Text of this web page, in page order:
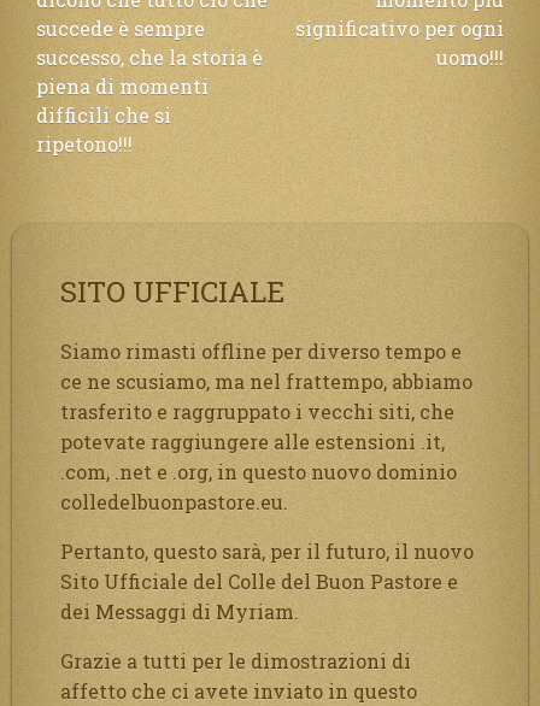
succede è sempre
successo, che la storia è
piena di momenti
difficili che si
ripetono!!!
significativo per ogni
uomo!!!
SITO UFFICIALE
Siamo rimasti offline per diverso tempo e
ce ne scusiamo, ma nel frattempo, abbiamo
trasferito e raggruppato i vecchi siti, che
potevate raggiungere alle estensioni .it,
.com, .net e .org, in questo nuovo dominio
colledelbuonpastore.eu.
Pertanto, questo sarà, per il futuro, il nuovo
Sito Ufficiale del Colle del Buon Pastore e
dei Messaggi di Myriam.
Grazie a tutti per le dimostrazioni di
affetto che ci avete inviato in questo